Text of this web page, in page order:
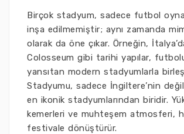
Birçok stadyum, sadece futbol
inşa edilmemiştir; aynı zamanda
olarak da öne çıkar. Örneğin,
Colosseum gibi tarihi yapılar,
yansıtan modern stadyumlarla
Stadyumu, sadece İngiltere’nin
en ikonik stadyumlarından biridir.
kemerleri ve muhteşem atmosferi,
festivale dönüştürür.